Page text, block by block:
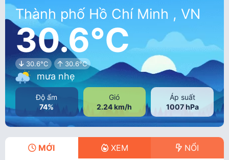
Thành phố Hồ Chí Minh , VN
30.6°C
30.6°C 30.6°C
mưa nhẹ
Độ ẩm
74%
Gió
2.24 km/h
Áp suất
1007 hPa
MỚI XEM NỔI